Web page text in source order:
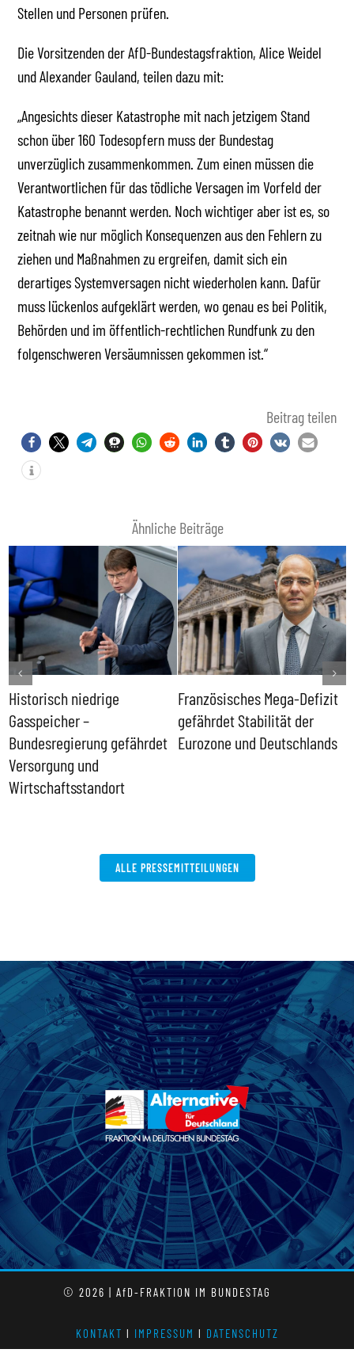
Stellen und Personen prüfen.
Die Vorsitzenden der AfD-Bundestagsfraktion, Alice Weidel
und Alexander Gauland, teilen dazu mit:
„Angesichts dieser Katastrophe mit nach jetzigem Stand
schon über 160 Todesopfern muss der Bundestag
unverzüglich zusammenkommen. Zum einen müssen die
Verantwortlichen für das tödliche Versagen im Vorfeld der
Katastrophe benannt werden. Noch wichtiger aber ist es, so
zeitnah wie nur möglich Konsequenzen aus den Fehlern zu
ziehen und Maßnahmen zu ergreifen, damit sich ein
derartiges Systemversagen nicht wiederholen kann. Dafür
muss lückenlos aufgeklärt werden, wo genau es bei Politik,
Behörden und im öffentlich-rechtlichen Rundfunk zu den
folgenschweren Versäumnissen gekommen ist.“
Beitrag teilen
Ähnliche Beiträge
Historisch niedrige
Gasspeicher –
Bundesregierung gefährdet
Versorgung und
Wirtschaftsstandort
Französisches Mega-Defizit
gefährdet Stabilität der
Eurozone und Deutschlands
ALLE PRESSEMITTEILUNGEN
© 2026 | AfD-FRAKTION IM BUNDESTAG
KONTAKT l IMPRESSUM l DATENSCHUTZ